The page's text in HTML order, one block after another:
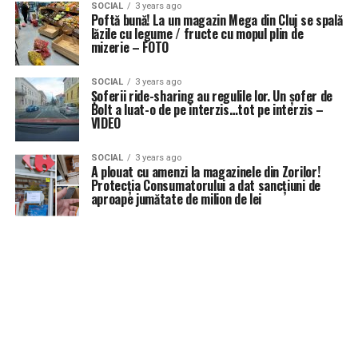
SOCIAL 3 years ago
Poftă bună! La un magazin Mega din Cluj se spală
lăzile cu legume / fructe cu mopul plin de
mizerie – FOTO
SOCIAL 3 years ago
Șoferii ride-sharing au regulile lor. Un șofer de
Bolt a luat-o de pe interzis…tot pe interzis –
VIDEO
SOCIAL 3 years ago
A plouat cu amenzi la magazinele din Zorilor!
Protecția Consumatorului a dat sancțiuni de
aproape jumătate de milion de lei